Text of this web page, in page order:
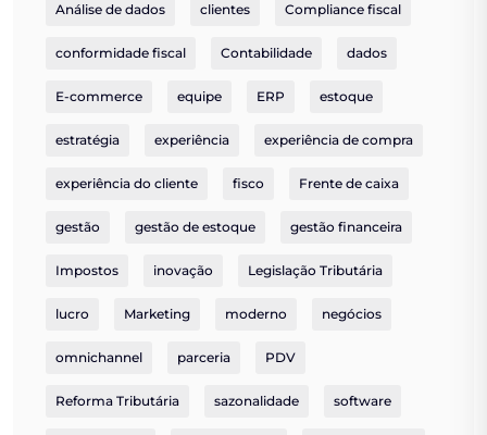
Análise de dados clientes Compliance fiscal
conformidade fiscal Contabilidade dados
E-commerce equipe ERP estoque
estratégia experiência experiência de compra
experiência do cliente fisco Frente de caixa
gestão gestão de estoque gestão financeira
Impostos inovação Legislação Tributária
lucro Marketing moderno negócios
omnichannel parceria PDV
Reforma Tributária sazonalidade software